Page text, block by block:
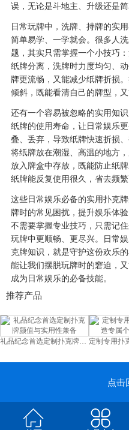
误，无论是斗地主、升级还是
日常玩牌中，洗牌、持牌的实
简单易学、一学就会。很多人
题，其实只需掌握一个小技巧
纸牌分离，洗牌时力度均匀、
牌更流畅，又能减少纸牌折损
倾斜，既能看清自己的牌型，
还有一个容易被忽略的实用知
纸牌的使用寿命，让日常娱乐
叠、丢弃，导致纸牌快速折损
将纸牌放在潮湿、高温的地方
放入牌盒中存放，既能防止纸
纸牌能反复使用很久，省去频繁
这些日常娱乐必备的实用扑克
牌时的常见困扰，提升娱乐体
不需要掌握专业技巧，只需记
玩牌中更顺畅、更尽兴。日常
克牌知识，就是守护这份欢乐
能让我们摆脱玩牌时的窘迫，
成为日常娱乐的必备技能。
推荐产品
礼品纪念首选定制扑克牌颜值与实用性兼备
点击
手机：
QQ：